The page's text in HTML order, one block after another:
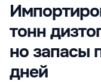
тонн
но запасы
дней